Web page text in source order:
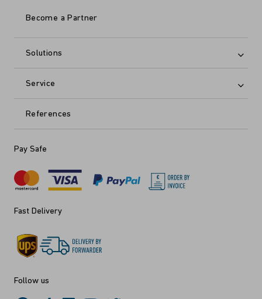
Become a Partner
Solutions
Service
References
Pay Safe
Fast Delivery
Follow us